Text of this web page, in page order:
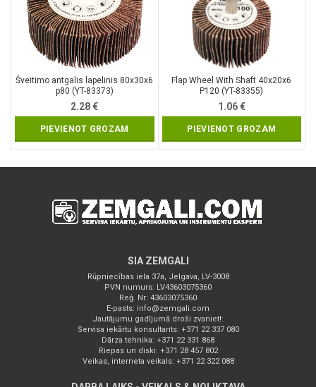
Šveitimo antgalis lapelinis 80x30x6
p80 (YT-83373)
2.28€
PIEVIENOT GROZAM
Flap Wheel With Shaft 40x20x6
P120 (YT-83355)
1.06€
PIEVIENOT GROZAM
SIA ZEMGALI
Rūpniecības iela 37a, Jelgava, LV-3008
PVN numurs: LV43603075360
Reģ. Nr: 43603075360
E-pasts: info@zemgali.com
Jautājumu gadījumā droši zvaniet!:
Servisa iekārtu konsultants: +371 22 337 080
Dārza tehnika: +371 22 331 868
Riepas un diski: +371 28 457 802
Veikas, interneta veikals: +371 22 322 088